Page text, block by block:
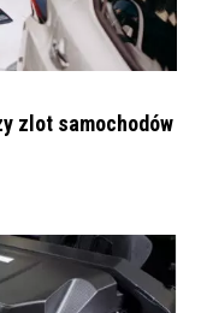
zlot samochodów